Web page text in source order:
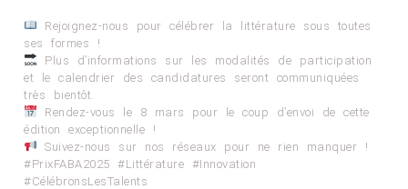
Rejoignez-nous pour célébrer la littérature sous toutes
ses formes !
Plus d’informations sur les modalités de participation
et le calendrier des candidatures seront communiquées
très bientôt.
Rendez-vous le 8 mars pour le coup d’envoi de cette
édition exceptionnelle !
Suivez-nous sur nos réseaux pour ne rien manquer !
#PrixFABA2025 #Littérature #Innovation
#CélébronsLesTalents